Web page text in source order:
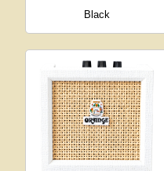
Black